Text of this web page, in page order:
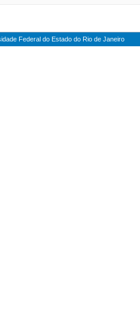
Federal do Estado do Rio de Janeiro